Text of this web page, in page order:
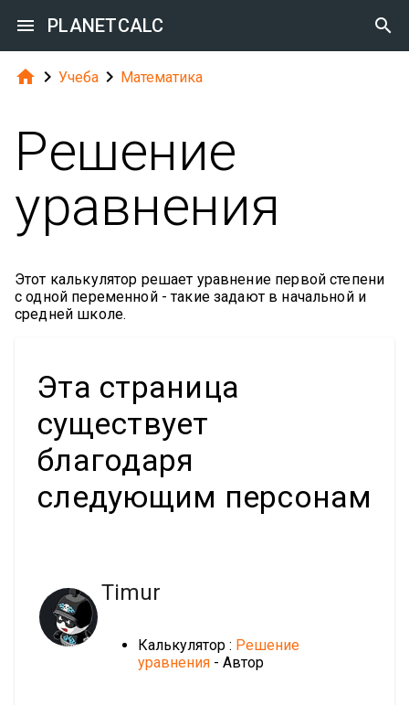
 PLANETCALC 
  Учеба  Математика
Решение
уравнения
Этот калькулятор решает уравнение первой степени
с одной переменной - такие задают в начальной и
средней школе.
Эта страница
существует
благодаря
следующим персонам
Timur
Калькулятор : Решение
уравнения - Автор